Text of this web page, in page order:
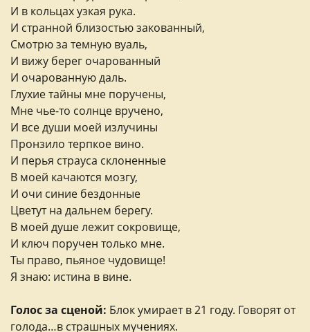
И в кольцах узкая рука.
И странной близостью закованный,
Смотрю за темную вуаль,
И вижу берег очарованный
И очарованную даль.
Глухие тайны мне поручены,
Мне чье-то солнце вручено,
И все души моей излучины
Пронзило терпкое вино.
И перья страуса склоненные
В моей качаются мозгу,
И очи синие бездонные
Цветут на дальнем берегу.
В моей душе лежит сокровище,
И ключ поручен только мне.
Ты право, пьяное чудовище!
Я знаю: истина в вине.
Голос за сценой: Блок умирает в 21 году. Говорят от
голода…в страшных мучениях.